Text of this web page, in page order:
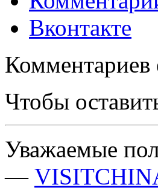
Вконтакте
Комментариев
Чтобы
Уважаемые
—